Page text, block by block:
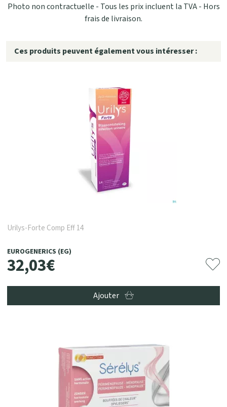
Photo non contractuelle - Tous les prix incluent la TVA - Hors
frais de livraison.
Ces produits peuvent également vous intéresser :
Urilys-Forte Comp Eff 14
EUROGENERICS (EG)
32,03€
Ajouter